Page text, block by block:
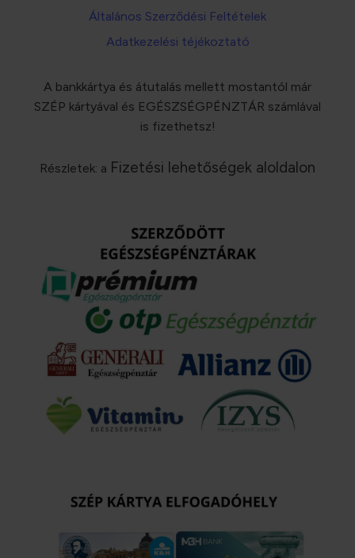
Általános Szerződési Feltételek
Adatkezelési téjékoztató
A bankkártya és átutalás mellett mostantól már
SZÉP kártyával és EGÉSZSÉGPÉNZTÁR számlával
is fizethetsz!
Részletek: a Fizetési lehetőségek aloldalon